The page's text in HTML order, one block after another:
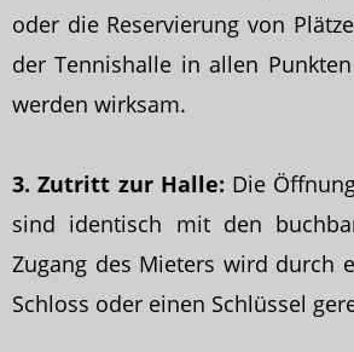
oder die Reservierung von
der Tennishalle in allen
werden wirksam.
3. Zutritt zur Halle: Die
sind identisch mit den
Zugang des Mieters wird durch
Schloss oder einen Schlüssel